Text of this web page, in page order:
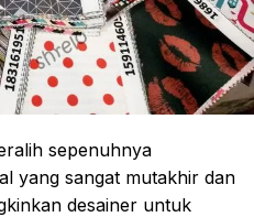
sepenuhnya
yang sangat mutakhir dan
desainer untuk